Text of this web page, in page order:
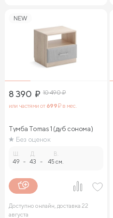
NEW
8 390 ₽ 10 490₽
или частями от 699₽ в мес.
Тумба Tomas 1 (дуб сонома)
Без оценок
49 -
Д.
43 -
В.
45 см.
Доступно онлайн, доставка 22
августа